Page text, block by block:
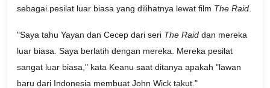
sebagai pesilat luar biasa yang dilihatnya lewat film The Raid.
"Saya tahu Yayan dan Cecep dari seri The Raid dan mereka
luar biasa. Saya berlatih dengan mereka. Mereka pesilat
sangat luar biasa," kata Keanu saat ditanya apakah "lawan
baru dari Indonesia membuat John Wick takut."